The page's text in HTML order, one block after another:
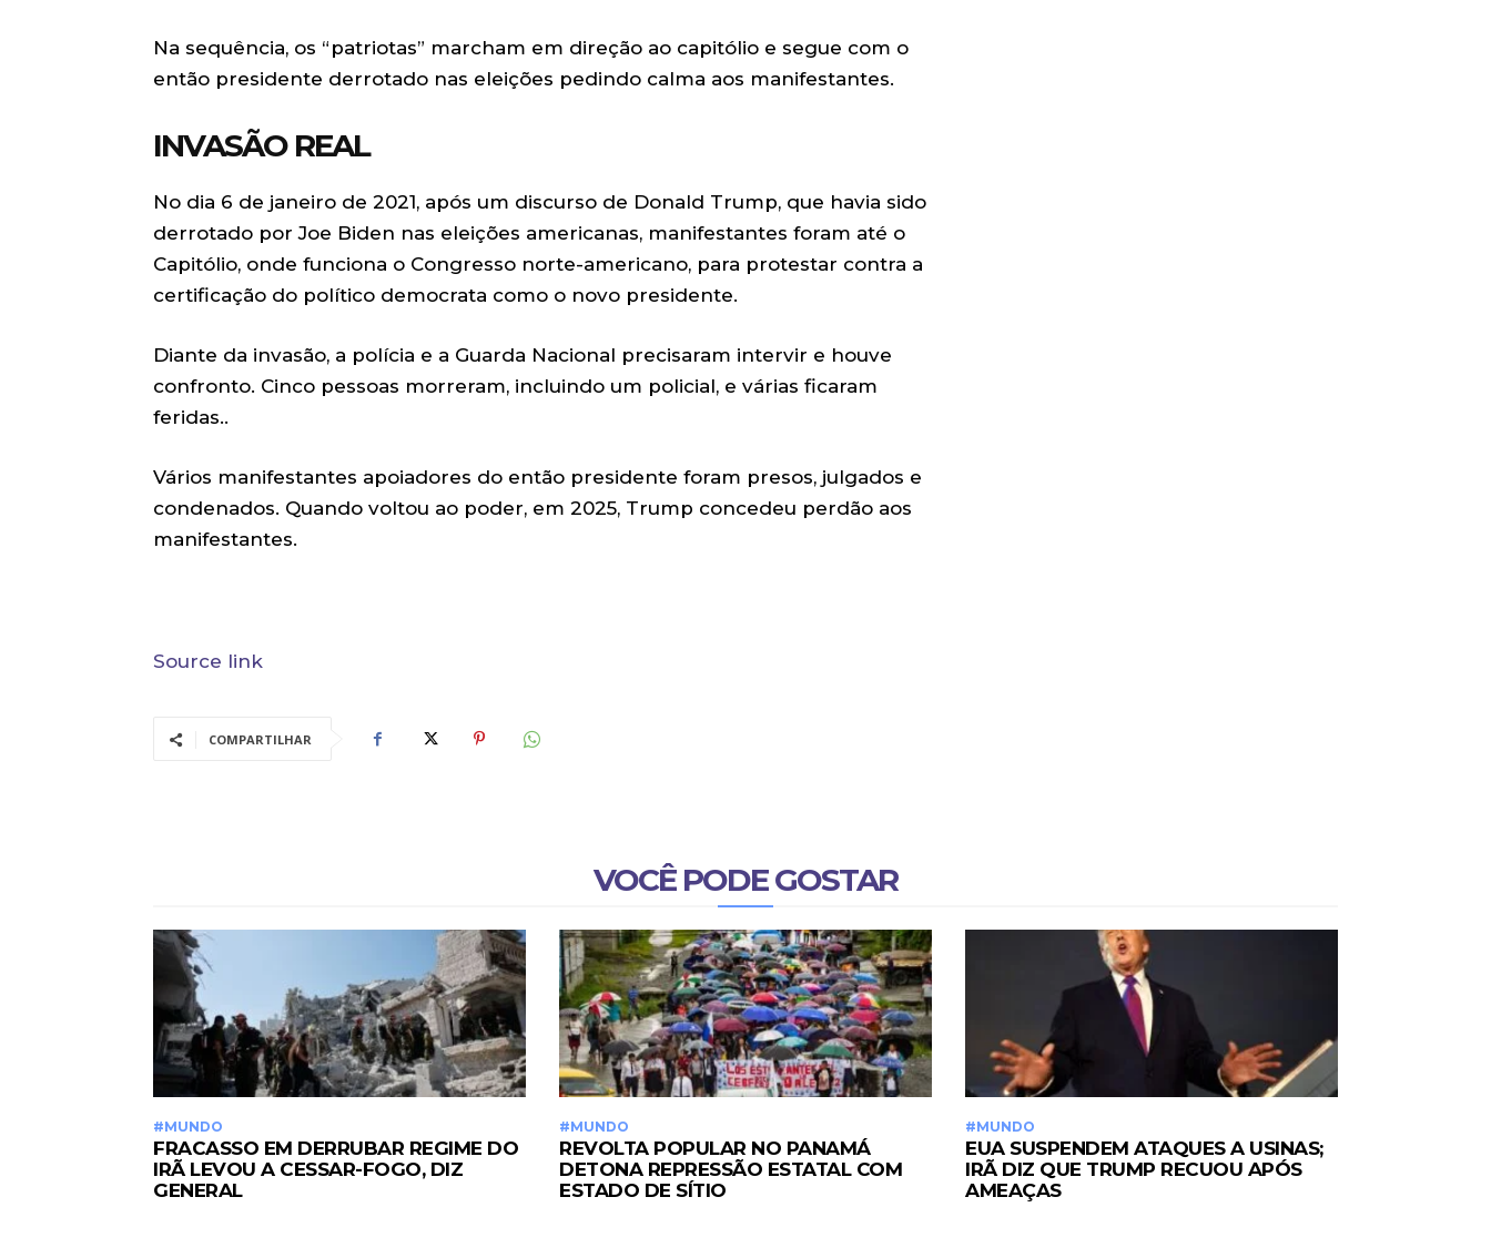
Na sequência, os “patriotas” marcham em direção ao capitólio e segue com o
então presidente derrotado nas eleições pedindo calma aos manifestantes.
INVASÃO REAL
No dia 6 de janeiro de 2021, após um discurso de Donald Trump, que havia sido
derrotado por Joe Biden nas eleições americanas, manifestantes foram até o
Capitólio, onde funciona o Congresso norte-americano, para protestar contra a
certificação do político democrata como o novo presidente.
Diante da invasão, a polícia e a Guarda Nacional precisaram intervir e houve
confronto. Cinco pessoas morreram, incluindo um policial, e várias ficaram
feridas..
Vários manifestantes apoiadores do então presidente foram presos, julgados e
condenados. Quando voltou ao poder, em 2025, Trump concedeu perdão aos
manifestantes.
Source link
COMPARTILHAR
VOCÊ PODE GOSTAR
#MUNDO
FRACASSO EM DERRUBAR REGIME DO
IRÃ LEVOU A CESSAR-FOGO, DIZ
GENERAL
#MUNDO
REVOLTA POPULAR NO PANAMÁ
DETONA REPRESSÃO ESTATAL COM
ESTADO DE SÍTIO
#MUNDO
EUA SUSPENDEM ATAQUES A USINAS;
IRÃ DIZ QUE TRUMP RECUOU APÓS
AMEAÇAS